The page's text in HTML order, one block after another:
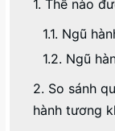
1. Thế nào
1.1. Ngũ
1.2. Ngũ
2. So sánh
hành tương